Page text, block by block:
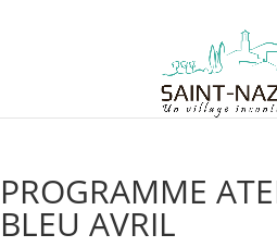
PROGRAMME
BLEU AVRIL